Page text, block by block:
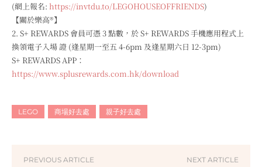
(網上報名: https://invtdu.to/LEGOHOUSEOFFRIENDS)
【關於樂高®】
2. S+ REWARDS 會員可憑 3 點數，於 S+ REWARDS 手機應用程式上
換領電子入場 證 (逢星期一至五 4-6pm 及逢星期六日 12-3pm)
S+ REWARDS APP：
https://www.splusrewards.com.hk/download
LEGO 商場好去處 親子好去處
PREVIOUS ARTICLE NEXT ARTICLE